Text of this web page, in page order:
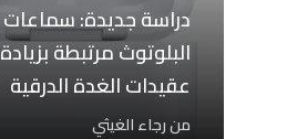
دراسة جديدة: سماعات
البلوتوث مرتبطة بزيادة
عقيدات الغدة الدرقية
منرجاء الغيثي